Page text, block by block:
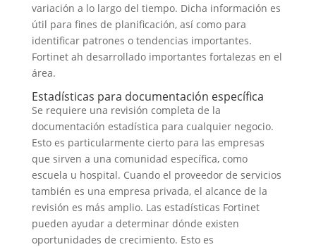
variación a lo largo del tiempo. Dicha información es
útil para fines de planificación, así como para
identificar patrones o tendencias importantes.
Fortinet ah desarrollado importantes fortalezas en el
área.
Estadísticas para documentación específica
Se requiere una revisión completa de la
documentación estadística para cualquier negocio.
Esto es particularmente cierto para las empresas
que sirven a una comunidad específica, como
escuela u hospital. Cuando el proveedor de servicios
también es una empresa privada, el alcance de la
revisión es más amplio. Las estadísticas Fortinet
pueden ayudar a determinar dónde existen
oportunidades de crecimiento. Esto es